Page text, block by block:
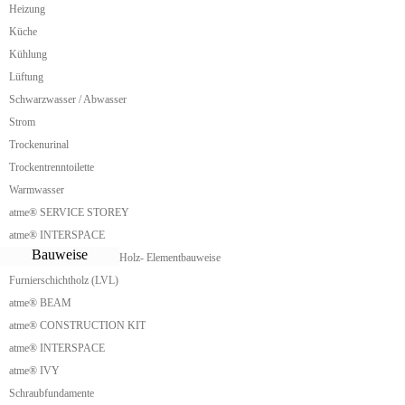
Heizung
Küche
Kühlung
Lüftung
Schwarzwasser / Abwasser
Strom
Trockenurinal
Trockentrenntoilette
Warmwasser
atme® SERVICE STOREY
atme® INTERSPACE
Bauweise
Holz- Elementbauweise
Furnierschichtholz (LVL)
atme® BEAM
atme® CONSTRUCTION KIT
atme® INTERSPACE
atme® IVY
Schraubfundamente
Nur Dach Haus
Nurdach
Nurdach Ferienhaus
Nurdach Ferienhaus kaufen
Waldhütte
Finnhütte
Finnhaus
Wilderness Hut
Biwakschachtel
Bothy
Scottish Bothy
Backcountry Hut
Backcountry Shelter
Meilerhütte
Lake Shelter
Shelter
Overnight Sites
Surf Shack
Adirondack Lean-To